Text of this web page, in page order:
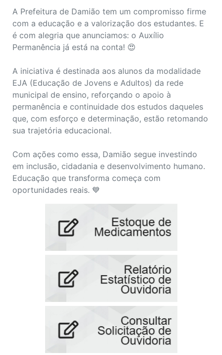
A Prefeitura de Damião tem um compromisso firme
com a educação e a valorização dos estudantes. E
é com alegria que anunciamos: o Auxílio
Permanência já está na conta! 😍
A iniciativa é destinada aos alunos da modalidade
EJA (Educação de Jovens e Adultos) da rede
municipal de ensino, reforçando o apoio à
permanência e continuidade dos estudos daqueles
que, com esforço e determinação, estão retomando
sua trajetória educacional.
Com ações como essa, Damião segue investindo
em inclusão, cidadania e desenvolvimento humano.
Educação que transforma começa com
oportunidades reais. 💙